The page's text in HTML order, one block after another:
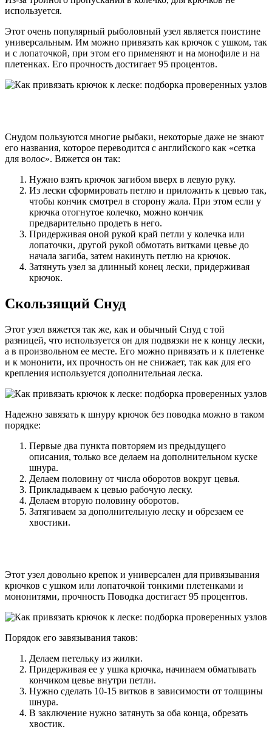
используется.
Этот очень популярный рыболовный узел является поистине
универсальным. Им можно привязать как крючок с ушком, так
и с лопаточкой, при этом его применяют и на монофиле и на
плетенках. Его прочность достигает 95 процентов.
Снудом пользуются многие рыбаки, некоторые даже не знают
его названия, которое переводится с английского как «сетка
для волос». Вяжется он так:
Нужно взять крючок загибом вверх в левую руку.
Из лески сформировать петлю и приложить к цевью так,
чтобы кончик смотрел в сторону жала. При этом если у
крючка отогнутое колечко, можно кончик
предварительно продеть в него.
Придерживая оной рукой край петли у колечка или
лопаточки, другой рукой обмотать витками цевье до
начала загиба, затем накинуть петлю на крючок.
Затянуть узел за длинный конец лески, придерживая
крючок.
Скользящий Снуд
Этот узел вяжется так же, как и обычный Снуд с той
разницей, что используется он для подвязки не к концу лески,
а в произвольном ее месте. Его можно привязать и к плетенке
и к мононити, их прочность он не снижает, так как для его
крепления используется дополнительная леска.
Надежно завязать к шнуру крючок без поводка можно в таком
порядке:
Первые два пункта повторяем из предыдущего
описания, только все делаем на дополнительном куске
шнура.
Делаем половину от числа оборотов вокруг цевья.
Прикладываем к цевью рабочую леску.
Делаем вторую половину оборотов.
Затягиваем за дополнительную леску и обрезаем ее
хвостики.
Этот узел довольно крепок и универсален для привязывания
крючков с ушком или лопаточкой тонкими плетенками и
мононитями, прочность Поводка достигает 95 процентов.
Порядок его завязывания таков:
Делаем петельку из жилки.
Придерживая ее у ушка крючка, начинаем обматывать
кончиком цевье внутри петли.
Нужно сделать 10-15 витков в зависимости от толщины
шнура.
В заключение нужно затянуть за оба конца, обрезать
хвостик.